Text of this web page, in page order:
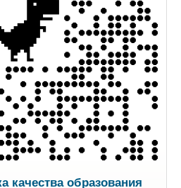
качества образования